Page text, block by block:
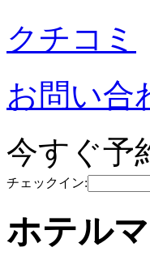
クチコミ
お問い合
今すぐ予
チェックイン:
ホテル